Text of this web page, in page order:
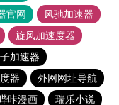
官网
风驰加速器
旋风加速度器
加速器
器
外网网址导航
咔漫画
瑞乐小说